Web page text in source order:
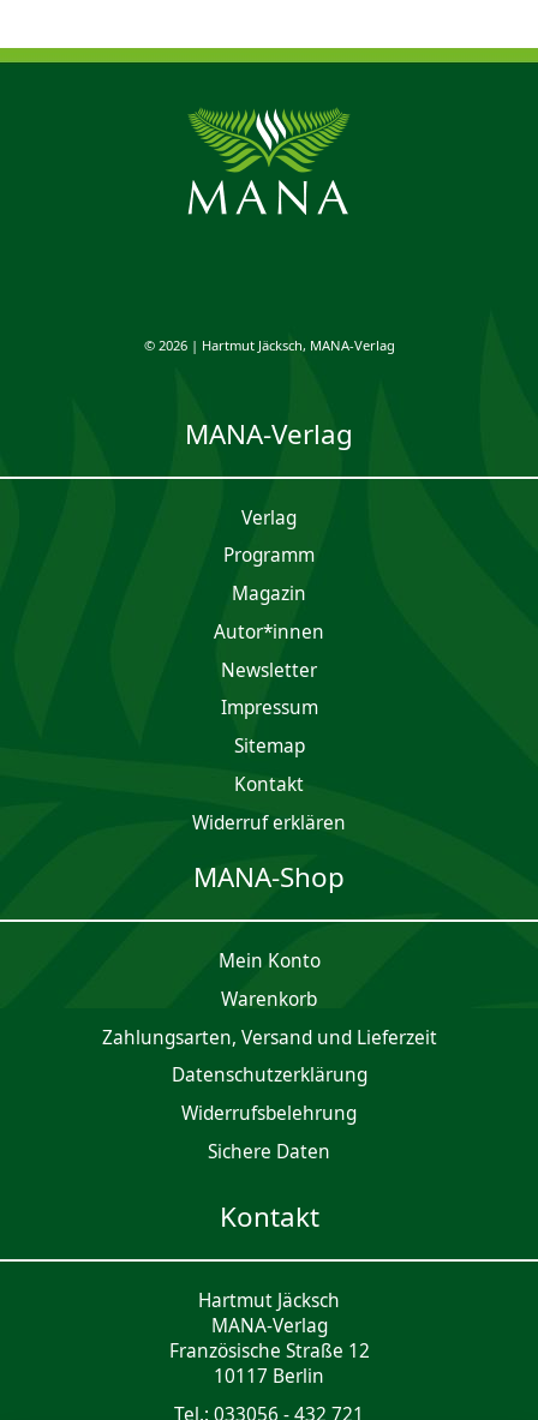
© 2026 | Hartmut Jäcksch, MANA-Verlag
MANA-Verlag
Verlag
Programm
Magazin
Autor*innen
Newsletter
Impres­sum
Sitemap
Kontakt
Widerruf erklären
MANA-Shop
Mein Konto
Waren­korb
Zahlungsarten, Versand und Lieferzeit
Daten­schutz­er­klärung
Widerrufsbelehrung
Sichere Daten
Kontakt
Hartmut Jäcksch
MANA-Verlag
Französische Straße 12
10117 Berlin
Tel.: 033056 - 432 721